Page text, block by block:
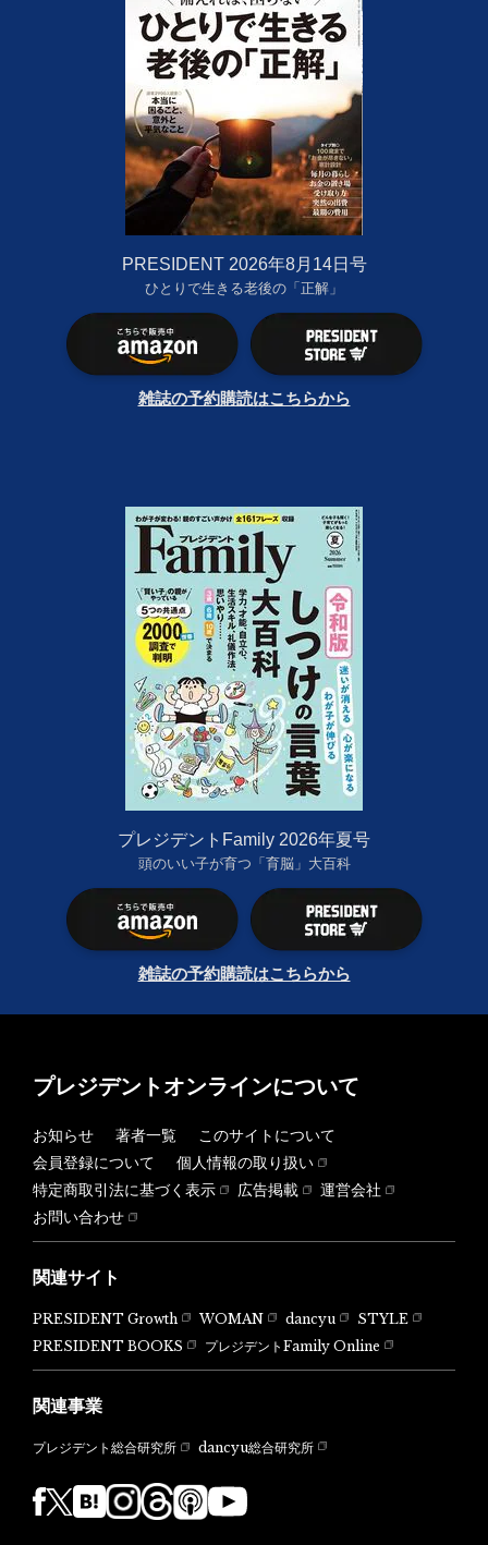
PRESIDENT 2026年8月14日号
ひとりで生きる老後の「正解」
雑誌の予約購読はこちらから
プレジデントFamily 2026年夏号
頭のいい子が育つ「育脳」大百科
雑誌の予約購読はこちらから
プレジデントオンラインについて
お知らせ 著者一覧
このサイトについて
会員登録について
個人情報の取り扱い
特定商取引法に基づく表示
広告掲載
運営会社
お問い合わせ
関連サイト
PRESIDENT Growth WOMAN dancyu
STYLE
PRESIDENT BOOKS
プレジデントFamily Online
関連事業
プレジデント総合研究所 dancyu総合研究所